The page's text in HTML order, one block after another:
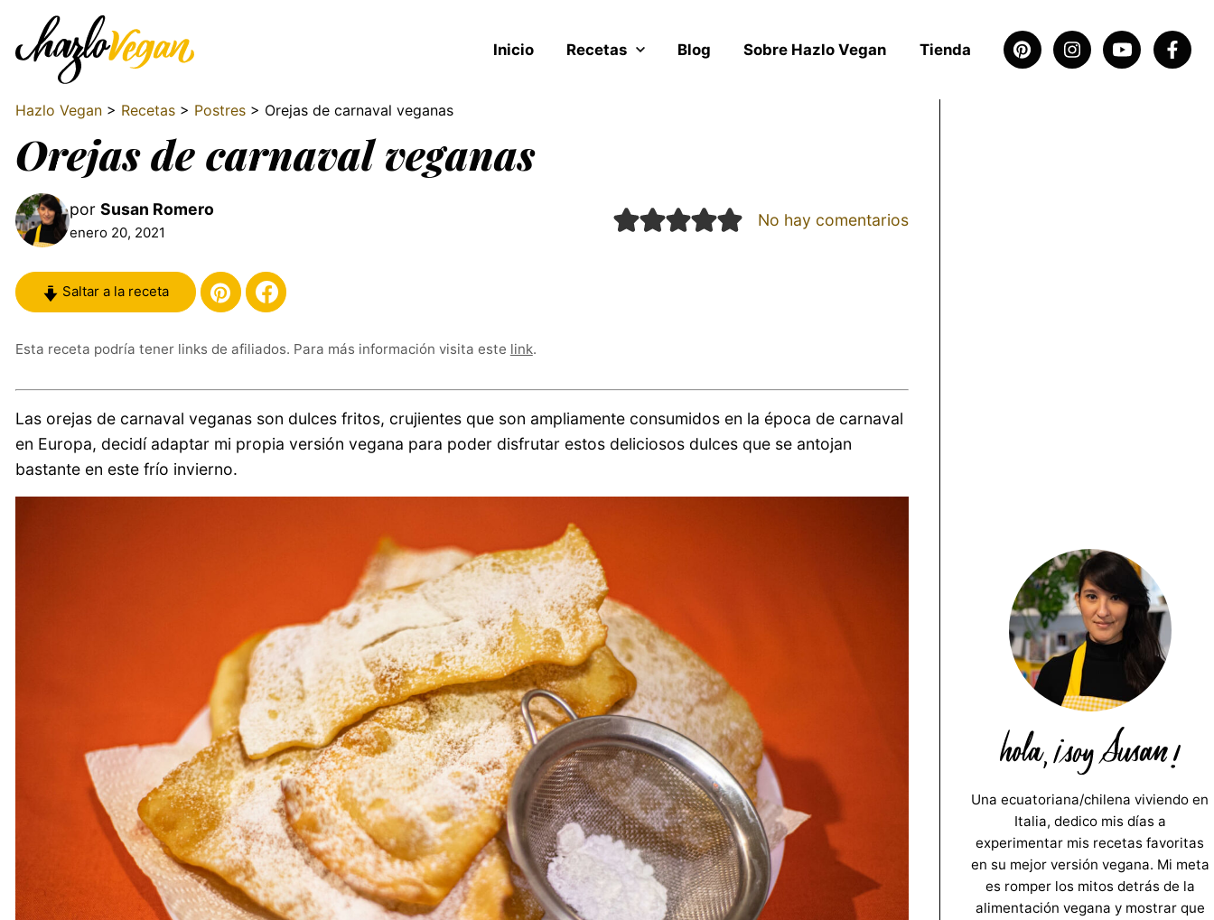
Inicio Recetas Blog Sobre Hazlo Vegan Tienda
Hazlo Vegan> Recetas> Postres> Orejas de carnaval veganas
Orejas de carnaval veganas
por Susan Romero
enero 20, 2021
No hay comentarios
Saltar a la receta
Esta receta podría tener links de afiliados. Para más información visita este link.
Las orejas de carnaval veganas son dulces fritos, crujientes que son ampliamente consumidos en la época de carnaval
en Europa, decidí adaptar mi propia versión vegana para poder disfrutar estos deliciosos dulces que se antojan
bastante en este frío invierno.
Una ecuatoriana/chilena viviendo en
Italia, dedico mis días a
experimentar mis recetas favoritas
en su mejor versión vegana. Mi meta
es romper los mitos detrás de la
alimentación vegana y mostrar que